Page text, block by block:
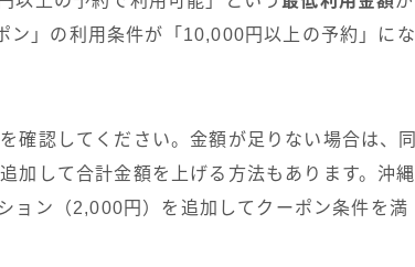
」の利用条件が「10,000円以上の予約」にな
確認してください。金額が足りない場合は、同
加して合計金額を上げる方法もあります。沖縄
ョン（2,000円）を追加してクーポン条件を満